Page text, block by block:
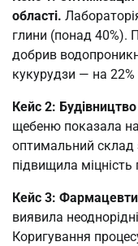
області.
глини (понад 40%).
добрив
кукурудзи — на 22%
Кейс 2:
щебеню показала
оптимальний склад
підвищила міцність
Кейс 3:
виявила
Коригування